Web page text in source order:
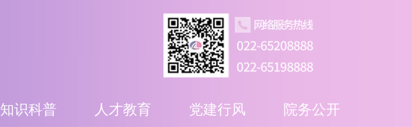
知识科普 人才教育 党建行风 院务公开